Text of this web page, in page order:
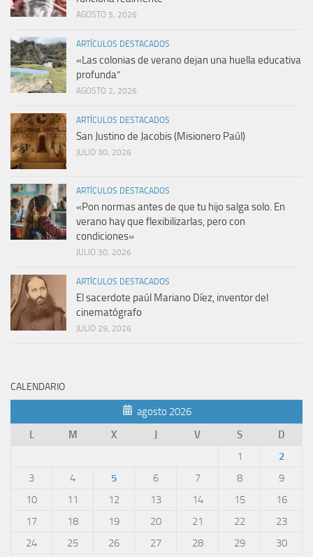
AGOSTO 5, 2026
ARTÍCULOS DESTACADOS
«Las colonias de verano dejan una huella educativa
profunda”
AGOSTO 2, 2026
ARTÍCULOS DESTACADOS
San Justino de Jacobis (Misionero Paúl)
JULIO 30, 2026
ARTÍCULOS DESTACADOS
«Pon normas antes de que tu hijo salga solo. En
verano hay que flexibilizarlas, pero con
condiciones»
JULIO 30, 2026
ARTÍCULOS DESTACADOS
El sacerdote paúl Mariano Díez, inventor del
cinematógrafo
JULIO 29, 2026
CALENDARIO
agosto 2026
L
M X J V S
D
1
2
3
4 5 6 7 8
9
10
11 12 13 14 15
16
17
18 19 20 21 22
23
24
25 26 27 28 29
30